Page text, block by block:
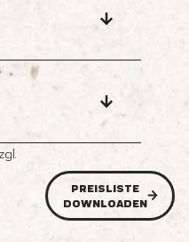
PREISLISTE
DOWNLOADEN